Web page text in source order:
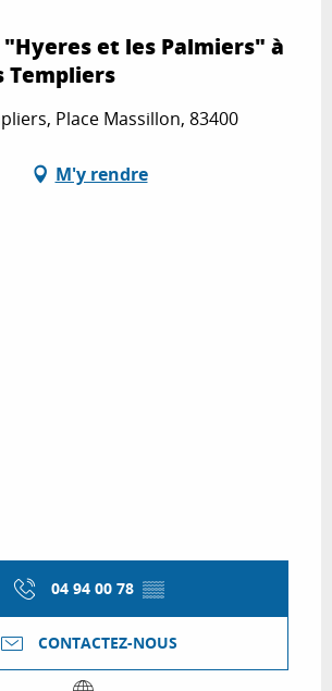
et les Palmiers" à
Templiers
Place Massillon, 83400
M'y rendre
04 94 00 78 ▒▒
CONTACTEZ-NOUS